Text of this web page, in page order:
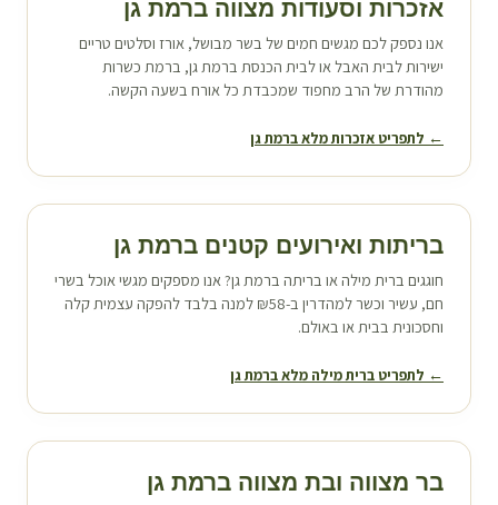
אזכרות וסעודות מצווה ברמת גן
אנו נספק לכם מגשים חמים של בשר מבושל, אורז וסלטים טריים
ישירות לבית האבל או לבית הכנסת ברמת גן, ברמת כשרות
מהודרת של הרב מחפוד שמכבדת כל אורח בשעה הקשה.
← לתפריט אזכרות מלא ברמת גן
בריתות ואירועים קטנים ברמת גן
חוגגים ברית מילה או בריתה ברמת גן? אנו מספקים מגשי אוכל בשרי
חם, עשיר וכשר למהדרין ב-₪58 למנה בלבד להפקה עצמית קלה
וחסכונית בבית או באולם.
← לתפריט ברית מילה מלא ברמת גן
בר מצווה ובת מצווה ברמת גן